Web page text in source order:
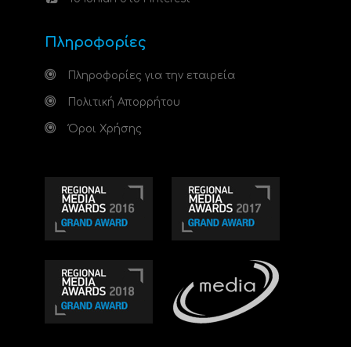
Πληροφορίες
Πληροφορίες για την εταιρεία
Πολιτική Απορρήτου
Όροι Χρήσης